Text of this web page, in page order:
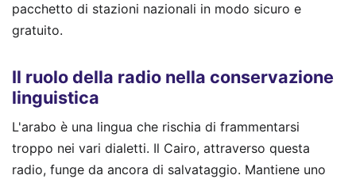
pacchetto di stazioni nazionali in modo sicuro e
gratuito.
Il ruolo della radio nella conservazione
linguistica
L'arabo è una lingua che rischia di frammentarsi
troppo nei vari dialetti. Il Cairo, attraverso questa
radio, funge da ancora di salvataggio. Mantiene uno